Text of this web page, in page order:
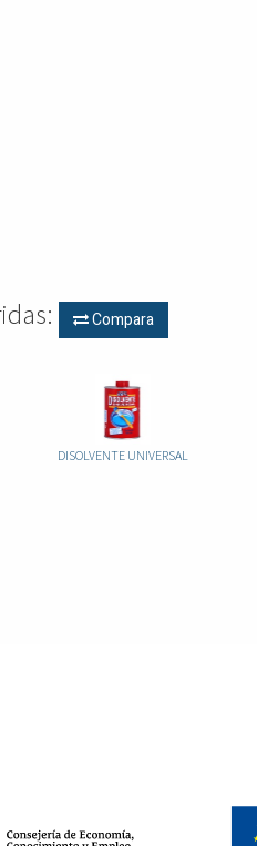
Compara
DISOLVENTE UNIVERSAL